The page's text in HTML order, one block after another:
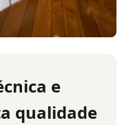
e
qualidade